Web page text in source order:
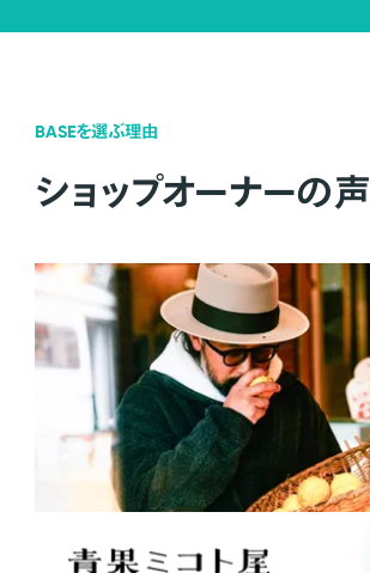
BASEを選ぶ理由
ショップオーナーの声